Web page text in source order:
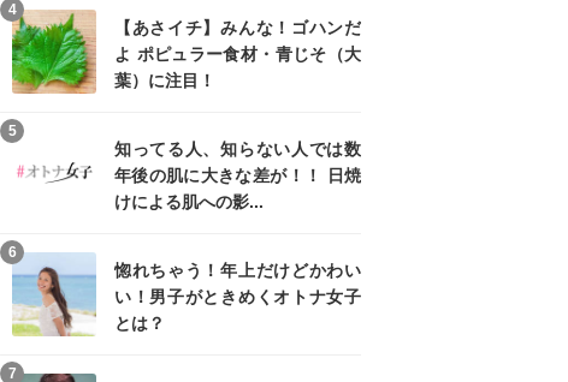
【あさイチ】みんな！ゴハンだ
よ ポピュラー食材・青じそ（大
葉）に注目！
4
知ってる人、知らない人では数
年後の肌に大きな差が！！ 日焼
けによる肌への影...
5
惚れちゃう！年上だけどかわい
い！男子がときめくオトナ女子
とは？
6
7